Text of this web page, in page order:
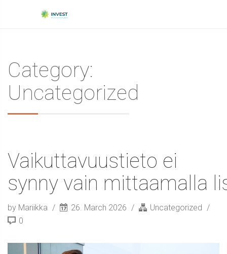
Category:
Uncategorized
Vaikuttavuustieto ei
synny vain mittaamalla
by Mariikka 26. March 2026
Uncategorized
0